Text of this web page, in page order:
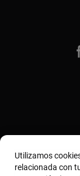
Utilizamos
relacionada con